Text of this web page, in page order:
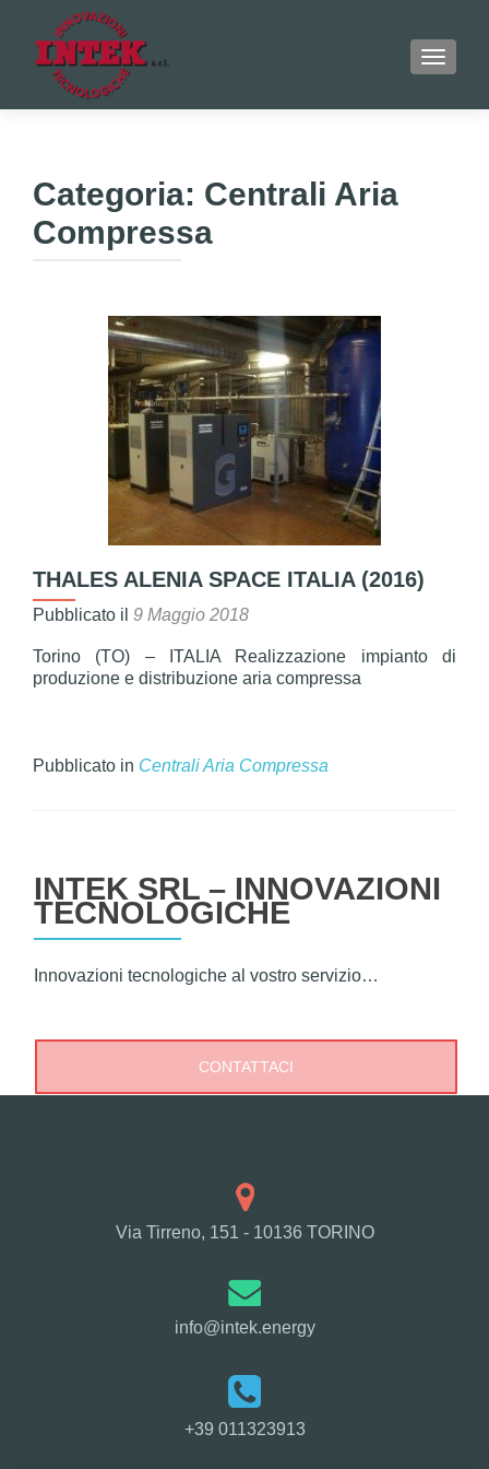
Categoria: Centrali Aria
Compressa
THALES ALENIA SPACE ITALIA (2016)
Pubblicato il 9 Maggio 2018
Torino (TO) – ITALIA Realizzazione impianto di
produzione e distribuzione aria compressa
Pubblicato in Centrali Aria Compressa
INTEK SRL – INNOVAZIONI
TECNOLOGICHE
Innovazioni tecnologiche al vostro servizio…
CONTATTACI
Via Tirreno, 151 - 10136 TORINO
info@intek.energy
+39 011323913